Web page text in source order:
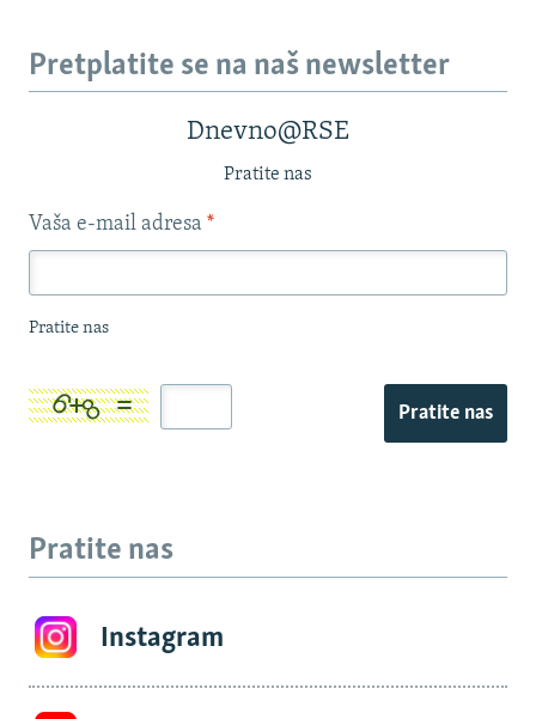
Pretplatite se na naš newsletter
Dnevno@RSE
Pratite nas
Vaša e-mail adresa *
Pratite nas
Pratite nas
Pratite nas
Instagram